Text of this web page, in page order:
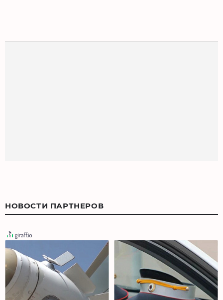
НОВОСТИ ПАРТНЕРОВ